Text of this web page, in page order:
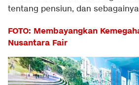
tentang pensiun, dan
FOTO: Membayangkan
Nusantara Fair